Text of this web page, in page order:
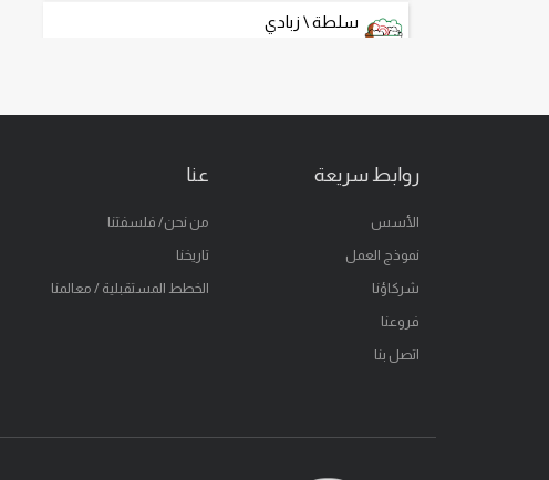
سلطة \ زبادي
ساندويتش طازج كالعادة
سحر الجيلاتو
خذ على طريقك
وجبات خفيفة
روابط سريعة
الأسس
نموذج العمل
شركاؤنا
فروعنا
اتصل بنا
عنا
من نحن/ فلسفتنا
تاريخنا
الخطط المستقبلية / معالمنا